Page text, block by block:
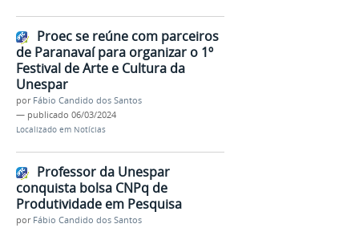
Proec se reúne com parceiros
de Paranavaí para organizar o 1º
Festival de Arte e Cultura da
Unespar
por Fábio Candido dos Santos
— publicado 06/03/2024
Localizado em Notícias
Professor da Unespar
conquista bolsa CNPq de
Produtividade em Pesquisa
por Fábio Candido dos Santos